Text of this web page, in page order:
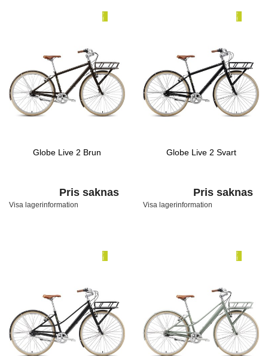
Globe Live 2 Brun
Pris saknas
Visa lagerinformation
Globe Live 2 Svart
Pris saknas
Visa lagerinformation